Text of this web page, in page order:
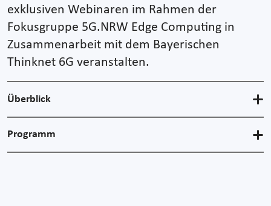
exklusiven Webinaren im Rahmen der
Fokusgruppe 5G.NRW Edge Computing in
Zusammenarbeit mit dem Bayerischen
Thinknet 6G veranstalten.
Überblick
Programm